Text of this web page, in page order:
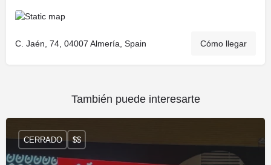
C. Jaén, 74, 04007 Almería, Spain Cómo llegar
También puede interesarte
CERRADO $$